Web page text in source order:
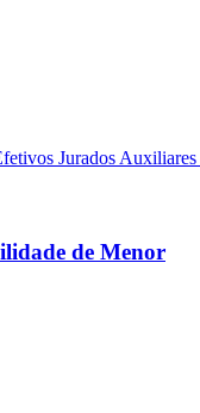
Jurados Auxiliares
de Menor